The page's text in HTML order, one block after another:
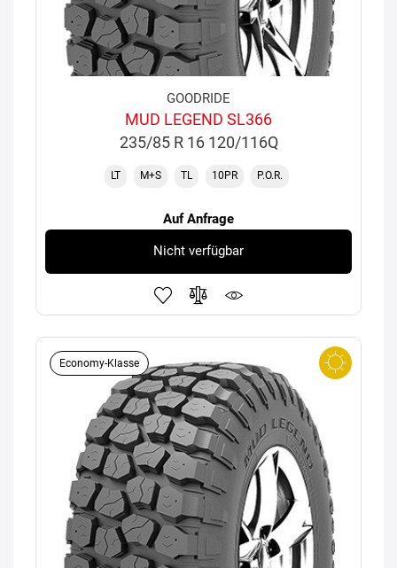
GOODRIDE
MUD LEGEND SL366
235/85 R 16 120/116Q
LT M+S TL 10PR P.O.R.
Auf Anfrage
Nicht verfügbar
Economy-Klasse